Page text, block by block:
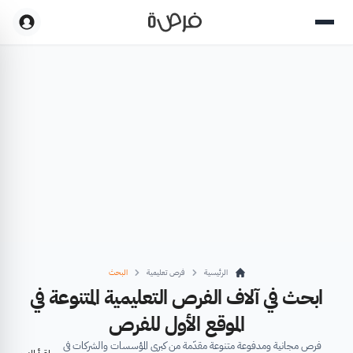
الرئيسية فرص تعليمية البحث
ابحث في آلاف الفرص التعليمية المتنوعة في
الموقع الأول للفرص
فرص مجانية ومدفوعة متنوعة مقدّمة من كبرى المؤسسات والشركات في